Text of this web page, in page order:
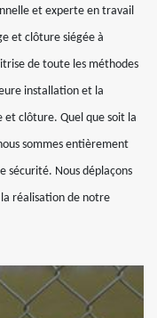
et experte en travail
et clôture siégée à
de toute les méthodes
installation et la
clôture. Quel que soit la
sommes entièrement
sécurité. Nous déplaçons
réalisation de notre